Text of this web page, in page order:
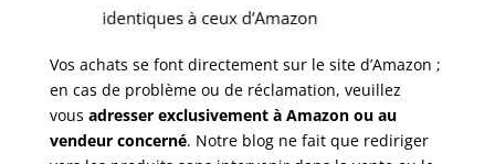
Vos achats se font directement sur le site d’Amazon ;
en cas de problème ou de réclamation, veuillez
vous adresser exclusivement à Amazon ou au
vendeur concerné. Notre blog ne fait que rediriger